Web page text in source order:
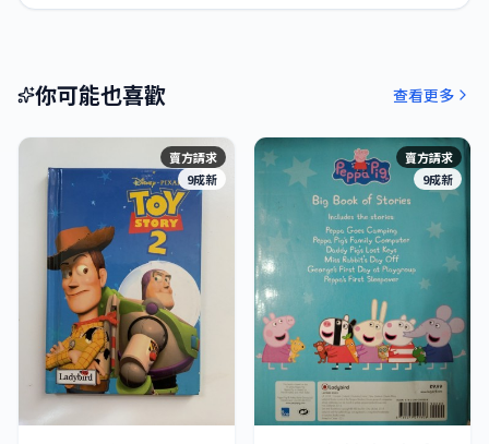
你可能也喜歡 查看更多
賣方請求
9成新
賣方請求
9成新